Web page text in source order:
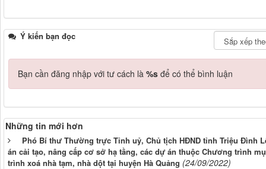
Ý kiến bạn đọc
Bạn cần đăng nhập với tư cách là %s để có thể bình luận
Những tin mới hơn
Phó Bí thư Thường trực Tỉnh uỷ, Chủ tịch HĐND tỉnh Triệu Đình
án cải tạo, nâng cấp cơ sở hạ tầng, các dự án thuộc Chương trình
trình xoá nhà tạm, nhà dột tại huyện Hà Quảng (24/09/2022)